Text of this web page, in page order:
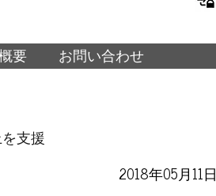
要 お問い合わせ
支援
2018年05月11日